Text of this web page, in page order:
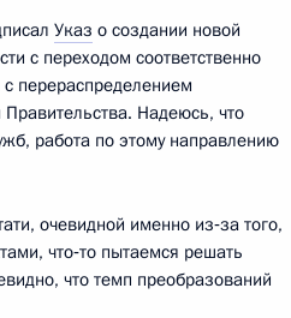
Африки
Указ о создании новой
с переходом соответственно
перераспределением
Надеюсь, что
работа по этому направлению
очевидной именно из‑за того,
что‑то пытаемся решать
что темп преобразований